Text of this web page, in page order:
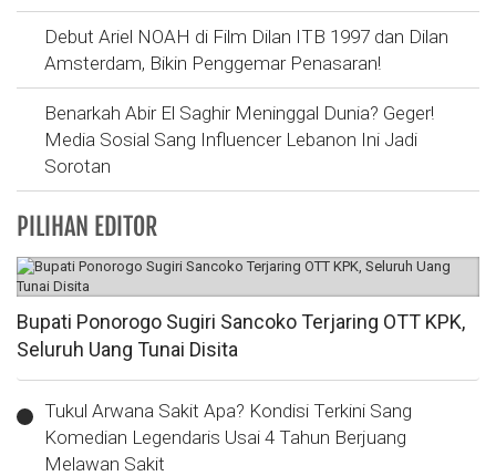
Debut Ariel NOAH di Film Dilan ITB 1997 dan Dilan
Amsterdam, Bikin Penggemar Penasaran!
Benarkah Abir El Saghir Meninggal Dunia? Geger!
Media Sosial Sang Influencer Lebanon Ini Jadi
Sorotan
PILIHAN EDITOR
Bupati Ponorogo Sugiri Sancoko Terjaring OTT KPK,
Seluruh Uang Tunai Disita
Tukul Arwana Sakit Apa? Kondisi Terkini Sang
Komedian Legendaris Usai 4 Tahun Berjuang
Melawan Sakit